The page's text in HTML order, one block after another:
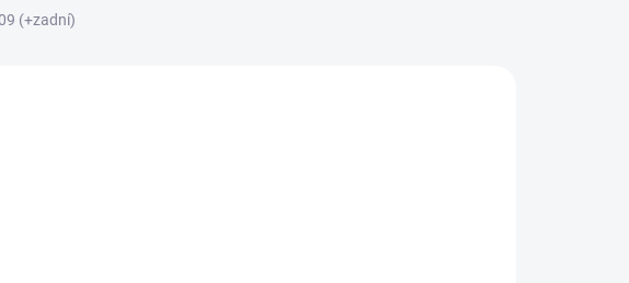
(+zadní)